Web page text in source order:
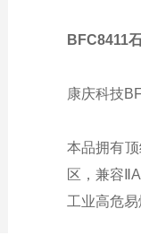
BFC8411
康庆科技
本品拥有
区，兼容
工业高危